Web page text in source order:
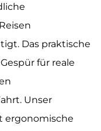
Das praktische
für reale
Unser
ergonomische